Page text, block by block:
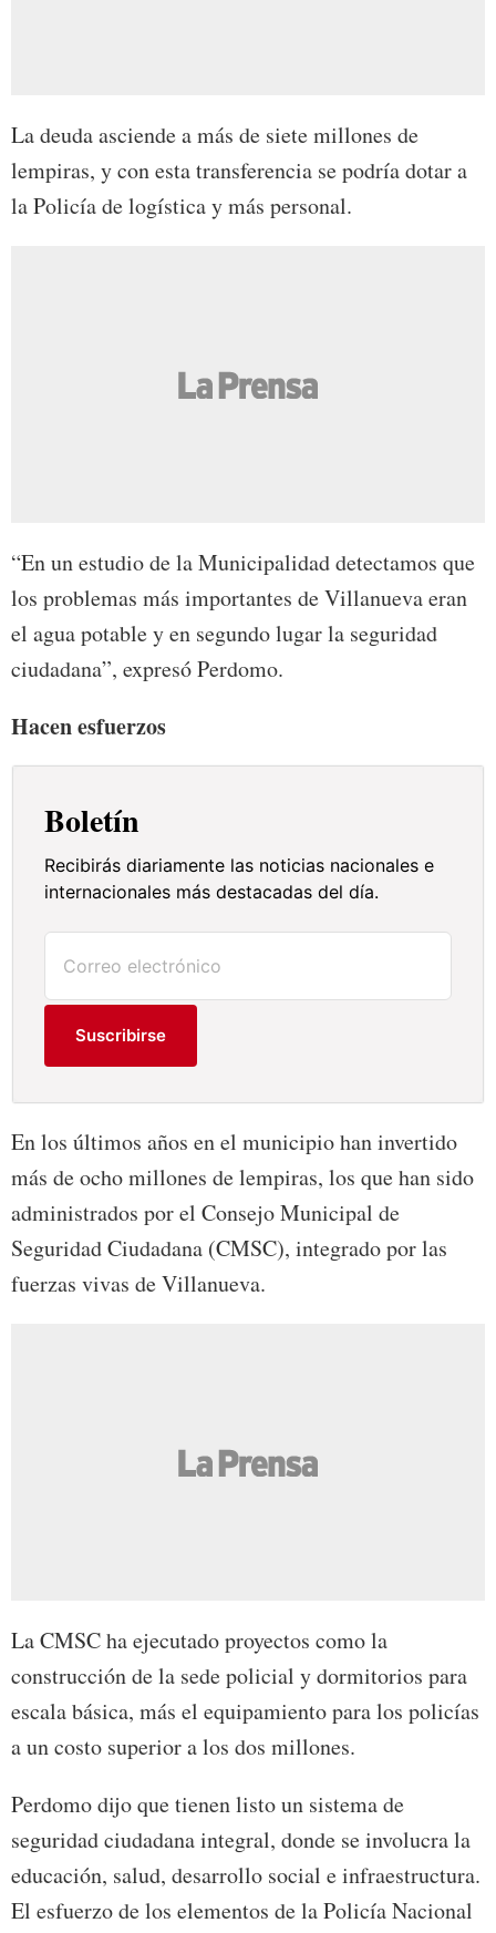
La deuda asciende a más de siete millones de
lempiras, y con esta transferencia se podría dotar a
la Policía de logística y más personal.
“En un estudio de la Municipalidad detectamos que
los problemas más importantes de Villanueva eran
el agua potable y en segundo lugar la seguridad
ciudadana”, expresó Perdomo.
Hacen esfuerzos
Boletín
Recibirás diariamente las noticias nacionales e
internacionales más destacadas del día.
Suscribirse
En los últimos años en el municipio han invertido
más de ocho millones de lempiras, los que han sido
administrados por el Consejo Municipal de
Seguridad Ciudadana (CMSC), integrado por las
fuerzas vivas de Villanueva.
La CMSC ha ejecutado proyectos como la
construcción de la sede policial y dormitorios para
escala básica, más el equipamiento para los policías
a un costo superior a los dos millones.
Perdomo dijo que tienen listo un sistema de
seguridad ciudadana integral, donde se involucra la
educación, salud, desarrollo social e infraestructura.
El esfuerzo de los elementos de la Policía Nacional